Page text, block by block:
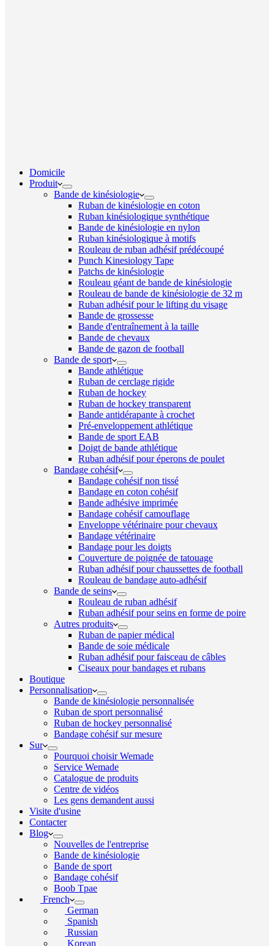
Domicile
Produit
Bande de kinésiologie
Ruban de kinésiologie en coton
Ruban kinésiologique synthétique
Bande de kinésiologie en nylon
Ruban kinésiologique à motifs
Rouleau de ruban adhésif prédécoupé
Punch Kinesiology Tape
Patchs de kinésiologie
Rouleau géant de bande de kinésiologie
Rouleau de bande de kinésiologie de 32 m
Ruban adhésif pour le lifting du visage
Bande de grossesse
Bande d'entraînement à la taille
Bande de chevaux
Bande de gazon de football
Bande de sport
Bande athlétique
Ruban de cerclage rigide
Ruban de hockey
Ruban de hockey transparent
Bande antidérapante à crochet
Pré-enveloppement athlétique
Bande de sport EAB
Doigt de bande athlétique
Ruban adhésif pour éperons de poulet
Bandage cohésif
Bandage cohésif non tissé
Bandage en coton cohésif
Bande adhésive imprimée
Bandage cohésif camouflage
Enveloppe vétérinaire pour chevaux
Bandage vétérinaire
Bandage pour les doigts
Couverture de poignée de tatouage
Ruban adhésif pour chaussettes de football
Rouleau de bandage auto-adhésif
Bande de seins
Rouleau de ruban adhésif
Ruban adhésif pour seins en forme de poire
Autres produits
Ruban de papier médical
Bande de soie médicale
Ruban adhésif pour faisceau de câbles
Ciseaux pour bandages et rubans
Boutique
Personnalisation
Bande de kinésiologie personnalisée
Ruban de sport personnalisé
Ruban de hockey personnalisé
Bandage cohésif sur mesure
Sur
Pourquoi choisir Wemade
Service Wemade
Catalogue de produits
Centre de vidéos
Les gens demandent aussi
Visite d'usine
Contacter
Blog
Nouvelles de l'entreprise
Bande de kinésiologie
Bande de sport
Bandage cohésif
Boob Tpae
French
German
Spanish
Russian
Korean